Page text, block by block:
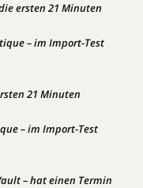
ersten 21 Minuten
– im Import-Test
21 Minuten
– im Import-Test
– hat einen Termin